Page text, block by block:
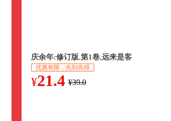
庆余年:修订版.第1卷,远来是客
优惠有限，先到先得
¥21.4 ¥39.0